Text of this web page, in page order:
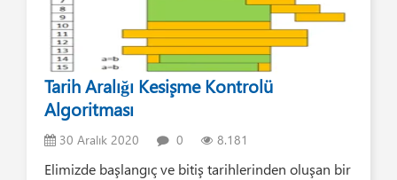
Tarih Aralığı Kesişme Kontrolü
Algoritması
30 Aralık 2020 0 8.181
Elimizde başlangıç ve bitiş tarihlerinden oluşan bir